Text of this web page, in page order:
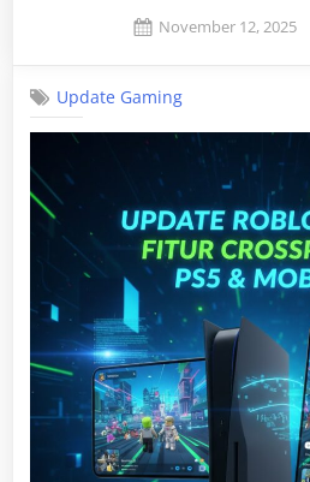
Posted
November 12, 2025
Update Gaming